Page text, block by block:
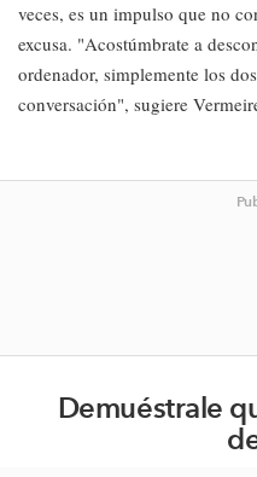
veces, es un impulso que no
excusa. "Acostúmbrate a
ordenador, simplemente los
conversación", sugiere
Demuéstrale